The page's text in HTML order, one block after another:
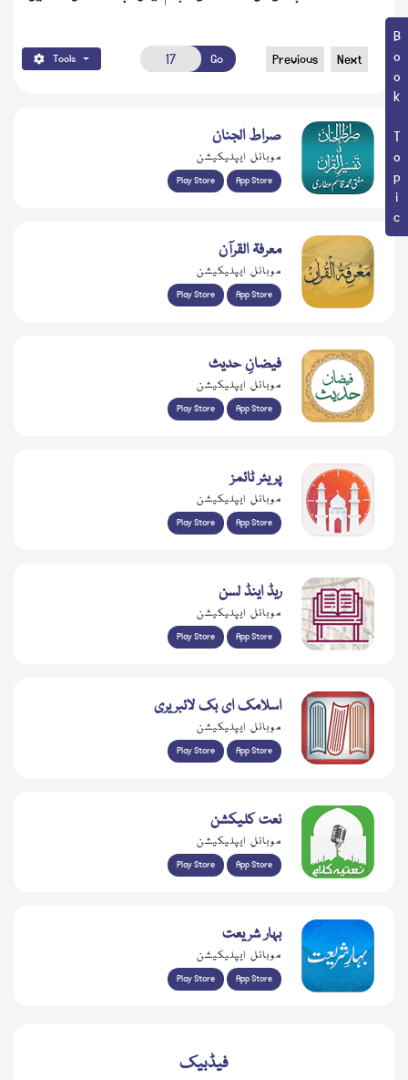
Book Topic
Tools Go Previous Next
صراط الجنان
موبائل ایپلیکیشن
Play Store App Store
معرفۃ القرآن
موبائل ایپلیکیشن
Play Store App Store
فیضانِ حدیث
موبائل ایپلیکیشن
Play Store App Store
پریئر ٹائمز
موبائل ایپلیکیشن
Play Store App Store
ریڈ اینڈ لسن
موبائل ایپلیکیشن
Play Store App Store
اسلامک ای بک لائبریری
موبائل ایپلیکیشن
Play Store App Store
نعت کلیکشن
موبائل ایپلیکیشن
Play Store App Store
بہار شریعت
موبائل ایپلیکیشن
Play Store App Store
فیڈبیک